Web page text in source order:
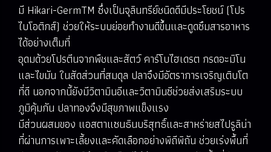
มี Hikari-GermTM ซึ่งเป็นจุลินทรีย์ชนิดดีมีประโยชน์ (โปร
ไบโอติกส์) ช่วยให้ระบบย่อยทำงานดีขึ้นและดูดซึมสารอาหาร
ได้อย่างเต็มที่
อุดมด้วยโปรตีนจากพืชและสัตว์ คาร์โบไฮเดรต กรดอะมิโน
และไขมัน ในสัดส่วนที่สมดุล ปลาจึงมีอัตราการเจริญเติบโต
ที่ดี นอกจากนี้ยังมีวิตามินอีและวิตามินซีช่วยส่งเสริมระบบ
ภูมิคุ้มกัน ปลาทองจึงมีสุขภาพแข็งแรง
มีส่วนผสมของ แอสตาแซนธินบริสุทธิ์และสาหร่ายสไปรูลิน่า
ที่ผ่านการเพาะเลี้ยงและคัดเลือกอย่างพิถีพิถัน ช่วยเร่งพื้นที่